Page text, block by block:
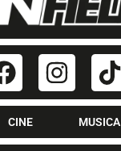
CINE MUSICA